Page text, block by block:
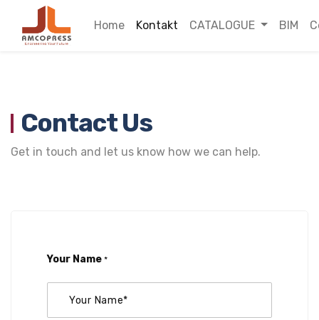
Home Kontakt CATALOGUE BIM
Contact Us
Get in touch and let us know how we can help.
Your Name *